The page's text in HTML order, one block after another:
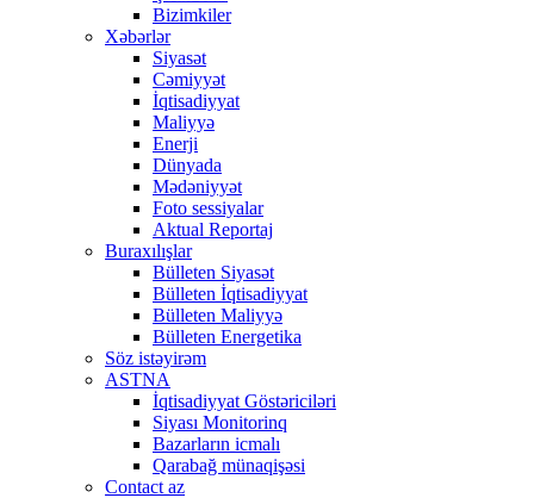
Bizimkiler
Xəbərlər
Siyasət
Cəmiyyət
İqtisadiyyat
Maliyyə
Enerji
Dünyada
Mədəniyyət
Foto sessiyalar
Aktual Reportaj
Buraxılışlar
Bülleten Siyasət
Bülleten İqtisadiyyat
Bülleten Maliyyə
Bülleten Energetika
Söz istəyirəm
ASTNA
İqtisadiyyat Göstəriciləri
Siyası Monitorinq
Bazarların icmalı
Qarabağ münaqişəsi
Contact az